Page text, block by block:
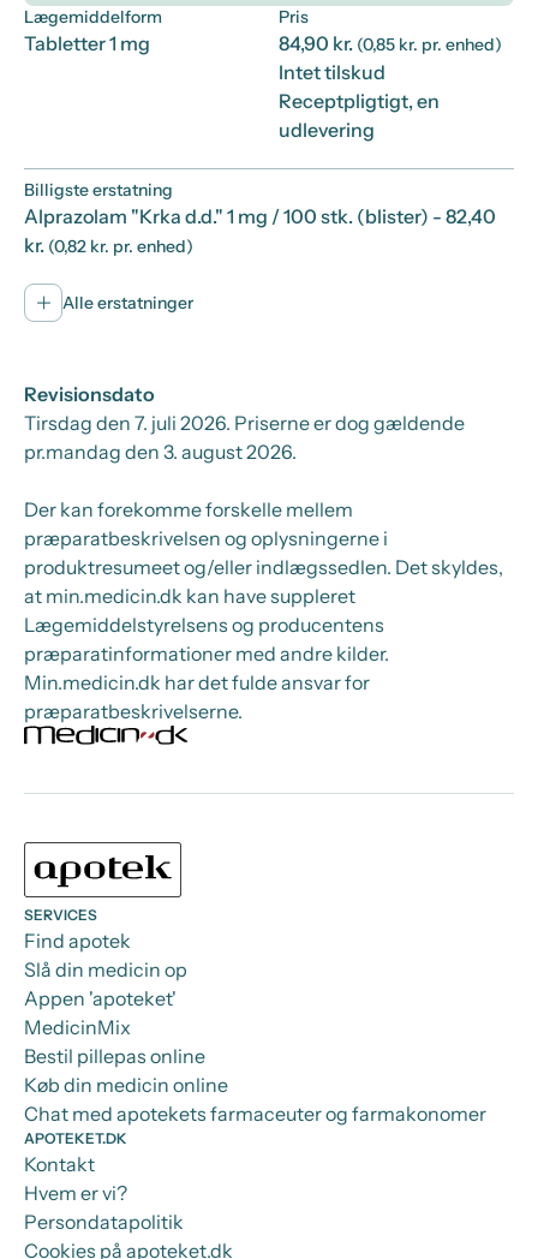
Lægemiddelform
Tabletter 1 mg
Pris
84,90 kr. (0,85 kr. pr. enhed)
Intet tilskud
Receptpligtigt, en
udlevering
Billigste erstatning
Alprazolam "Krka d.d." 1 mg / 100 stk. (blister) - 82,40
kr. (0,82 kr. pr. enhed)
Alle erstatninger
Revisionsdato
Tirsdag den 7. juli 2026. Priserne er dog gældende
pr.mandag den 3. august 2026.
Der kan forekomme forskelle mellem
præparatbeskrivelsen og oplysningerne i
produktresumeet og/eller indlægssedlen. Det skyldes,
at min.medicin.dk kan have suppleret
Lægemiddelstyrelsens og producentens
præparatinformationer med andre kilder.
Min.medicin.dk har det fulde ansvar for
præparatbeskrivelserne.
SERVICES
Find apotek
Slå din medicin op
Appen 'apoteket'
MedicinMix
Bestil pillepas online
Køb din medicin online
Chat med apotekets farmaceuter og farmakonomer
APOTEKET.DK
Kontakt
Hvem er vi?
Persondatapolitik
Cookies på apoteket.dk